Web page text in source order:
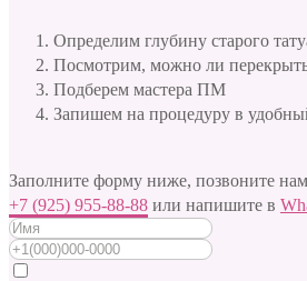
Определим глубину старого
Посмотрим, можно ли перекрыть
Подберем мастера ПМ
Запишем на процедуру в
Заполните форму ниже, позвоните
+7 (925) 955-88-88 или напишите в